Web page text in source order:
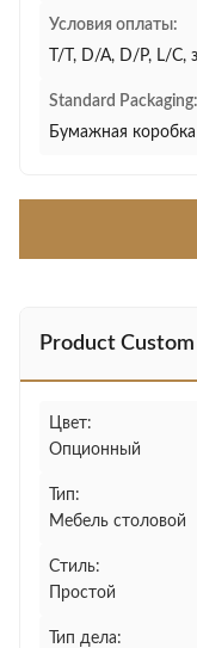
Условия оплаты:
T/T, D/A, D/P, L/C,
Standard Packaging:
Бумажная коробка
Product
Цвет:
Опционный
Тип:
Мебель столовой
Стиль:
Простой
Тип дела: